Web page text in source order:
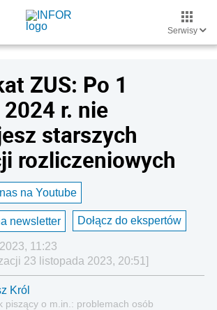
Serwisy
ZUS: Po 1
r. nie
starszych
rozliczeniowych
na Youtube
newsletter Dołącz do ekspertów
11:23
23 listopada 2023, 20:51]
Król
piszący o m.in.: problemach osób